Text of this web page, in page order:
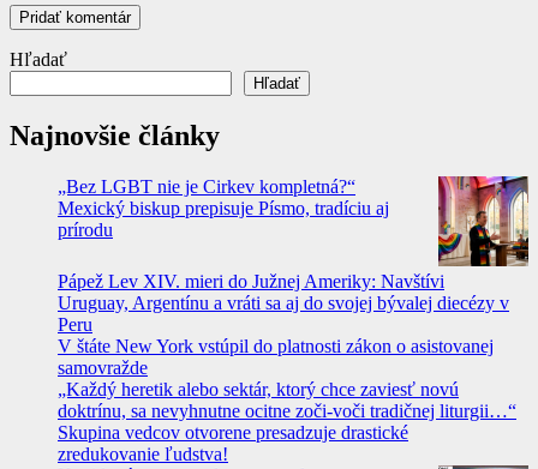
Hľadať
Hľadať
Najnovšie články
„Bez LGBT nie je Cirkev kompletná?“
Mexický biskup prepisuje Písmo, tradíciu aj
prírodu
Pápež Lev XIV. mieri do Južnej Ameriky: Navštívi
Uruguay, Argentínu a vráti sa aj do svojej bývalej diecézy v
Peru
V štáte New York vstúpil do platnosti zákon o asistovanej
samovražde
„Každý heretik alebo sektár, ktorý chce zaviesť novú
doktrínu, sa nevyhnutne ocitne zoči-voči tradičnej liturgii…“
Skupina vedcov otvorene presadzuje drastické
zredukovanie ľudstva!